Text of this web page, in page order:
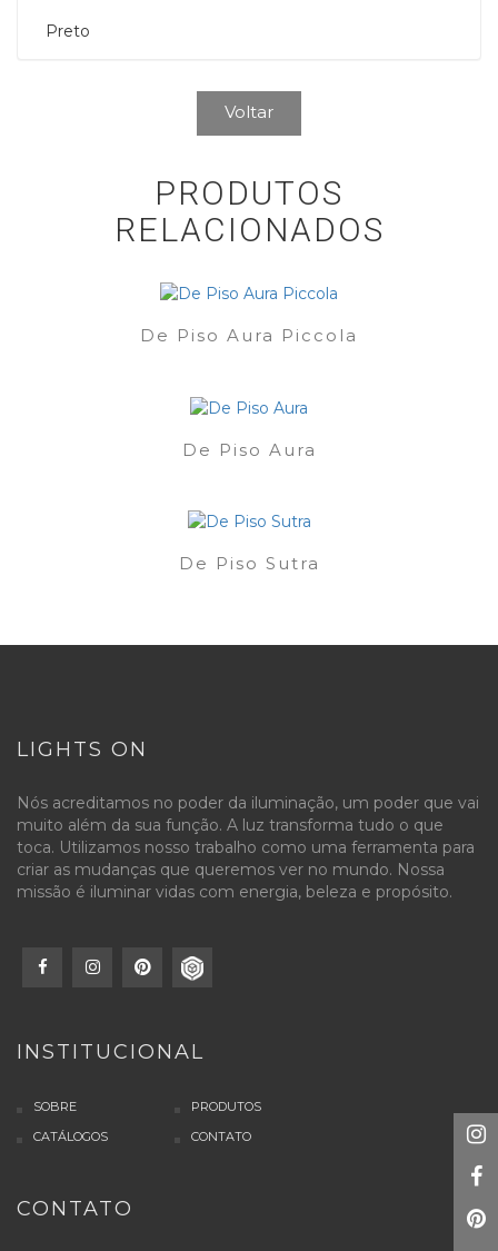
Preto
Voltar
PRODUTOS
RELACIONADOS
De Piso Aura Piccola
De Piso Aura
De Piso Sutra
LIGHTS ON
Nós acreditamos no poder da iluminação, um poder que vai
muito além da sua função. A luz transforma tudo o que
toca. Utilizamos nosso trabalho como uma ferramenta para
criar as mudanças que queremos ver no mundo. Nossa
missão é iluminar vidas com energia, beleza e propósito.
INSTITUCIONAL
SOBRE
PRODUTOS
CATÁLOGOS
CONTATO
CONTATO